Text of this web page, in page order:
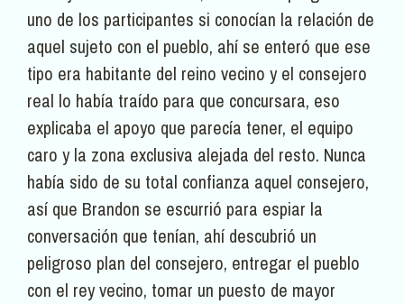
uno de los participantes si conocían la relación de
aquel sujeto con el pueblo, ahí se enteró que ese
tipo era habitante del reino vecino y el consejero
real lo había traído para que concursara, eso
explicaba el apoyo que parecía tener, el equipo
caro y la zona exclusiva alejada del resto. Nunca
había sido de su total confianza aquel consejero,
así que Brandon se escurrió para espiar la
conversación que tenían, ahí descubrió un
peligroso plan del consejero, entregar el pueblo
con el rey vecino, tomar un puesto de mayor